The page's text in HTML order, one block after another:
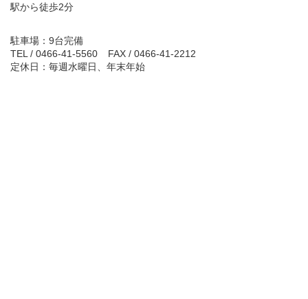
駅から徒歩2分
駐車場：9台完備
TEL / 0466-41-5560
FAX / 0466-41-2212
定休日：毎週水曜日、年末年始